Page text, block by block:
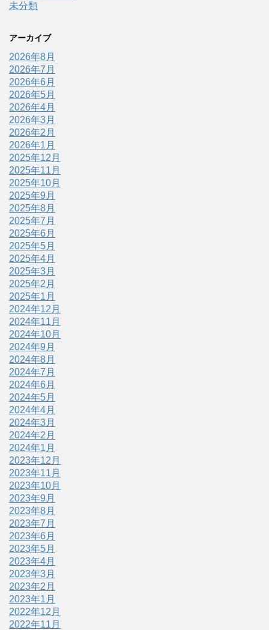
未分類
アーカイブ
2026年8月
2026年7月
2026年6月
2026年5月
2026年4月
2026年3月
2026年2月
2026年1月
2025年12月
2025年11月
2025年10月
2025年9月
2025年8月
2025年7月
2025年6月
2025年5月
2025年4月
2025年3月
2025年2月
2025年1月
2024年12月
2024年11月
2024年10月
2024年9月
2024年8月
2024年7月
2024年6月
2024年5月
2024年4月
2024年3月
2024年2月
2024年1月
2023年12月
2023年11月
2023年10月
2023年9月
2023年8月
2023年7月
2023年6月
2023年5月
2023年4月
2023年3月
2023年2月
2023年1月
2022年12月
2022年11月